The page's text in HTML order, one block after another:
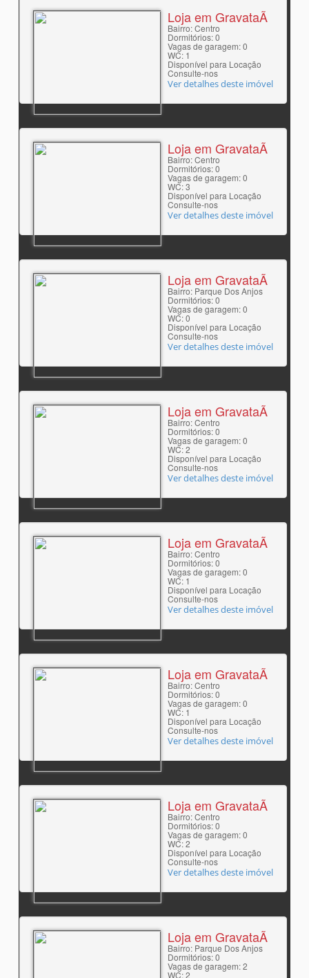
Loja em GravataÃ­
Bairro: Centro
Dormitórios: 0
Vagas de garagem: 0
WC: 1
Disponível para Locação
Consulte-nos
Ver detalhes deste imóvel
Loja em GravataÃ­
Bairro: Centro
Dormitórios: 0
Vagas de garagem: 0
WC: 3
Disponível para Locação
Consulte-nos
Ver detalhes deste imóvel
Loja em GravataÃ­
Bairro: Parque Dos Anjos
Dormitórios: 0
Vagas de garagem: 0
WC: 0
Disponível para Locação
Consulte-nos
Ver detalhes deste imóvel
Loja em GravataÃ­
Bairro: Centro
Dormitórios: 0
Vagas de garagem: 0
WC: 2
Disponível para Locação
Consulte-nos
Ver detalhes deste imóvel
Loja em GravataÃ­
Bairro: Centro
Dormitórios: 0
Vagas de garagem: 0
WC: 1
Disponível para Locação
Consulte-nos
Ver detalhes deste imóvel
Loja em GravataÃ­
Bairro: Centro
Dormitórios: 0
Vagas de garagem: 0
WC: 1
Disponível para Locação
Consulte-nos
Ver detalhes deste imóvel
Loja em GravataÃ­
Bairro: Centro
Dormitórios: 0
Vagas de garagem: 0
WC: 2
Disponível para Locação
Consulte-nos
Ver detalhes deste imóvel
Loja em GravataÃ­
Bairro: Parque Dos Anjos
Dormitórios: 0
Vagas de garagem: 2
WC: 2